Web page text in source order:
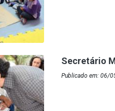
Secretário
Publicado em: 06/